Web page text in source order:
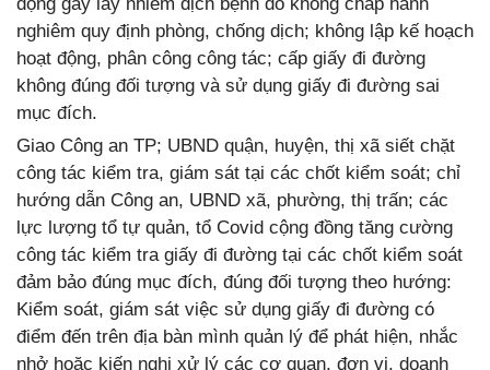
động gây lây nhiễm dịch bệnh do không chấp hành
nghiêm quy định phòng, chống dịch; không lập kế hoạch
hoạt động, phân công công tác; cấp giấy đi đường
không đúng đối tượng và sử dụng giấy đi đường sai
mục đích.
Giao Công an TP; UBND quận, huyện, thị xã siết chặt
công tác kiểm tra, giám sát tại các chốt kiểm soát; chỉ
hướng dẫn Công an, UBND xã, phường, thị trấn; các
lực lượng tổ tự quản, tổ Covid cộng đồng tăng cường
công tác kiểm tra giấy đi đường tại các chốt kiểm soát
đảm bảo đúng mục đích, đúng đối tượng theo hướng:
Kiểm soát, giám sát việc sử dụng giấy đi đường có
điểm đến trên địa bàn mình quản lý để phát hiện, nhắc
nhở hoặc kiến nghị xử lý các cơ quan, đơn vị, doanh